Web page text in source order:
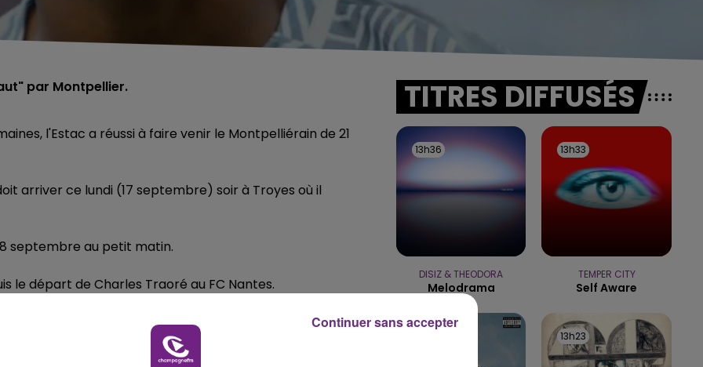
LE WEEK-END CHAMPAGNE FM BEST OF
par Montpellier.
l'Estac a réussi à faire venir le Montpelliérain de 21
arriver ce lundi (17 septembre) soir à Troyes où il
septembre au petit matin.
le départ de Charles Traoré au FC Nantes.
TITRES DIFFUSÉS
13h36
13h36
DISIZ & THEODORA
Melodrama
13h33
13h33
TEMPER CITY
Self Aware
13h23
13h23
Continuer sans accepter